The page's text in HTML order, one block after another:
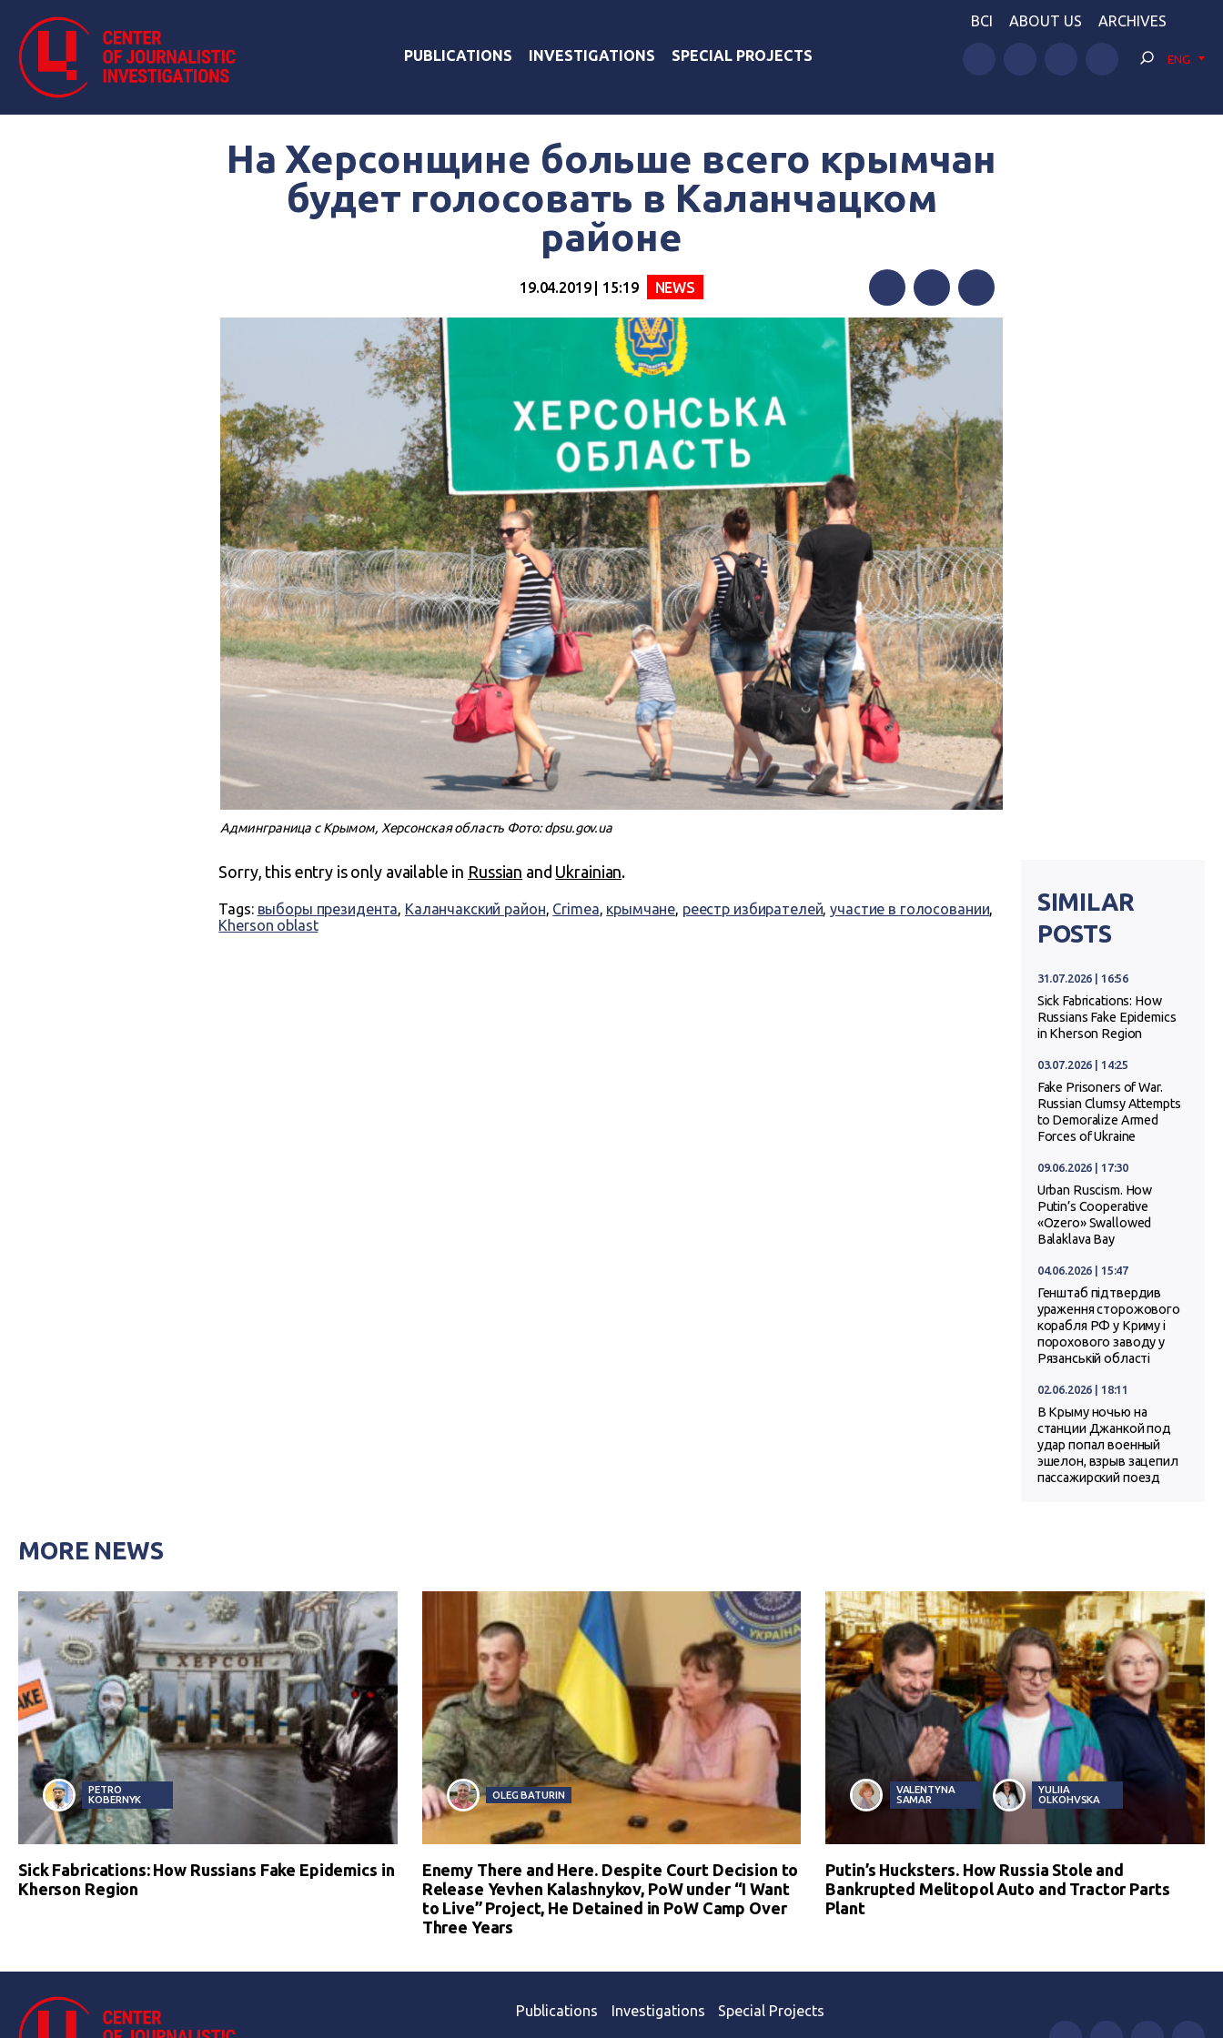
PUBLICATIONS INVESTIGATIONS SPECIAL PROJECTS
BCI ABOUT US ARCHIVES
ENG
На Херсонщине больше всего крымчан
будет голосовать в Каланчацком
районе
19.04.2019 | 15:19 NEWS
FacebookTwitter
Админграница с Крымом, Херсонская область Фото: dpsu.gov.ua
Sorry, this entry is only available in Russian and Ukrainian.
Tags: выборы президента, Каланчакский район, Crimea, крымчане, реестр избирателей,участие в голосовании,
Kherson oblast
SIMILAR
POSTS
31.07.2026 | 16:56
Sick Fabrications: How
Russians Fake Epidemics
in Kherson Region
03.07.2026 | 14:25
Fake Prisoners of War.
Russian Clumsy Attempts
to Demoralize Armed
Forces of Ukraine
09.06.2026 | 17:30
Urban Ruscism. How
Putin’s Cooperative
«Ozero» Swallowed
Balaklava Bay
04.06.2026 | 15:47
Генштаб підтвердив
ураження сторожового
корабля РФ у Криму і
порохового заводу у
Рязанській області
02.06.2026 | 18:11
В Крыму ночью на
станции Джанкой под
удар попал военный
эшелон, взрыв зацепил
пассажирский поезд
MORE NEWS
PETRO
KOBERNYK
Sick Fabrications: How Russians Fake Epidemics in
Kherson Region
OLEG BATURIN
Enemy There and Here. Despite Court Decision to
Release Yevhen Kalashnykov, PoW under “I Want
to Live” Project, He Detained in PoW Camp Over
Three Years
VALENTYNA
SAMAR
YULIIA
OLKOHVSKA
Putin’s Hucksters. How Russia Stole and
Bankrupted Melitopol Auto and Tractor Parts
Plant
Publications Investigations Special Projects